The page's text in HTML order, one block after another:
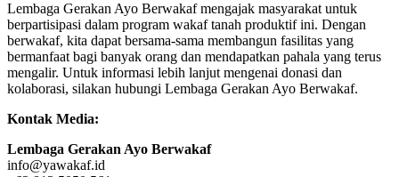
Lembaga Gerakan Ayo Berwakaf mengajak masyarakat untuk
berpartisipasi dalam program wakaf tanah produktif ini. Dengan
berwakaf, kita dapat bersama-sama membangun fasilitas yang
bermanfaat bagi banyak orang dan mendapatkan pahala yang terus
mengalir. Untuk informasi lebih lanjut mengenai donasi dan
kolaborasi, silakan hubungi Lembaga Gerakan Ayo Berwakaf.
Kontak Media:
Lembaga Gerakan Ayo Berwakaf
info@yawakaf.id